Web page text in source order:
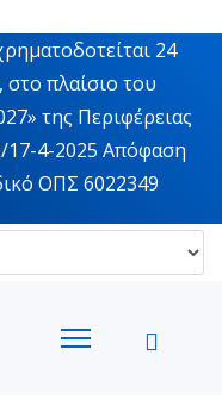
24
πλαίσιο του
της Περιφέρειας
17-4-2025 Απόφαση
ΟΠΣ 6022349